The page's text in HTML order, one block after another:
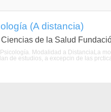
(A distancia)
de la Salud
Modalidad a DistanciaLa
de estudios, a excepcin de las